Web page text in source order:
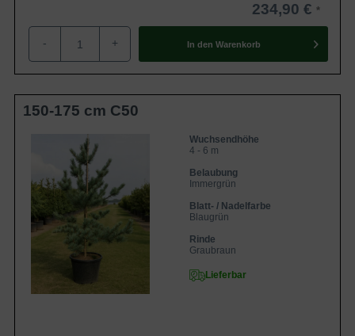
234,90 €
- + In den Warenkorb
150-175 cm C50
Wuchsendhöhe
4 - 6 m
Belaubung
Immergrün
Blatt- / Nadelfarbe
Blaugrün
Rinde
Graubraun
Lieferbar